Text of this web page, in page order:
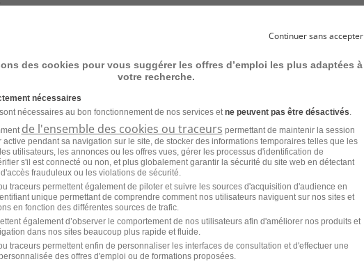
H/F
Actual group
Mécanicien VL H/F
France Travail
Continuer sans accepter
des cookies pour vous suggérer les offres d’emploi les plus adaptées à
votre recherche.
nécessaires
nécessaires au bon fonctionnement de nos services et ne peuvent pas être désactivés
de l'ensemble des cookies ou traceurs permettant de maintenir la session
active pendant sa navigation sur le site, de stocker des informations temporaires telles que les
utilisateurs, les annonces ou les offres vues, gérer les processus d'identification de
s'il est connecté ou non, et plus globalement garantir la sécurité du site web en détectant
frauduleux ou les violations de sécurité.
traceurs permettent également de piloter et suivre les sources d'acquisition d'audience en
unique permettant de comprendre comment nos utilisateurs naviguent sur nos sites et
en fonction des différentes sources de trafic.
également d’observer le comportement de nos utilisateurs afin d'améliorer nos produits et
dans nos sites beaucoup plus rapide et fluide.
traceurs permettent enfin de personnaliser les interfaces de consultation et d'effectuer une
des offres d'emploi ou de formations proposées.